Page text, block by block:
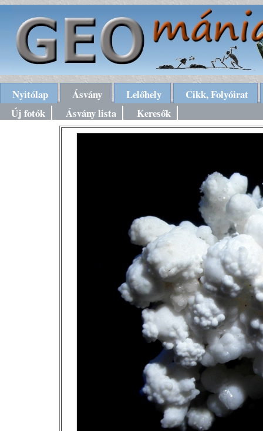
Nyitólap Ásvány Lelőhely
Cikk, Folyóirat
Új fotók
Ásvány lista Keresők